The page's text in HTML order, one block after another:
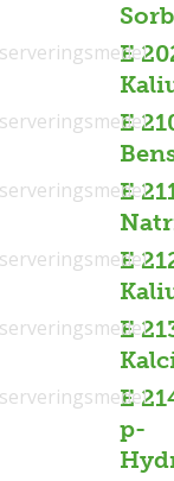
E
E
E
E
E
E
p-